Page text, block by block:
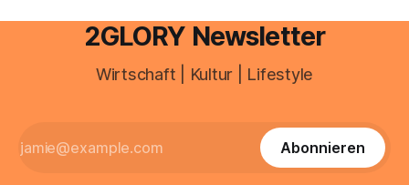
2GLORY Newsletter
Wirtschaft | Kultur | Lifestyle
Abonnieren